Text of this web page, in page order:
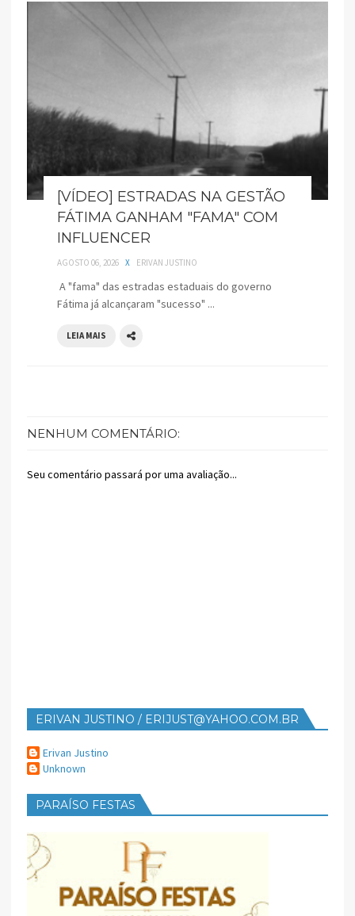
[VÍDEO] ESTRADAS NA GESTÃO
FÁTIMA GANHAM "FAMA" COM
INFLUENCER
AGOSTO 06, 2026 X ERIVAN JUSTINO
A "fama" das estradas estaduais do governo
Fátima já alcançaram "sucesso" ...
LEIA MAIS
NENHUM COMENTÁRIO:
Seu comentário passará por uma avaliação...
ERIVAN JUSTINO / ERIJUST@YAHOO.COM.BR
Erivan Justino
Unknown
PARAÍSO FESTAS